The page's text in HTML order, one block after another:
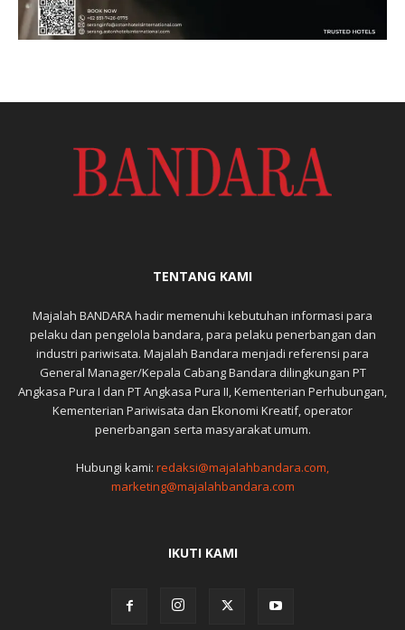
TENTANG KAMI
Majalah BANDARA hadir memenuhi kebutuhan informasi para
pelaku dan pengelola bandara, para pelaku penerbangan dan
industri pariwisata. Majalah Bandara menjadi referensi para
General Manager/Kepala Cabang Bandara dilingkungan PT
Angkasa Pura I dan PT Angkasa Pura II, Kementerian Perhubungan,
Kementerian Pariwisata dan Ekonomi Kreatif, operator
penerbangan serta masyarakat umum.
Hubungi kami: redaksi@majalahbandara.com,
marketing@majalahbandara.com
IKUTI KAMI